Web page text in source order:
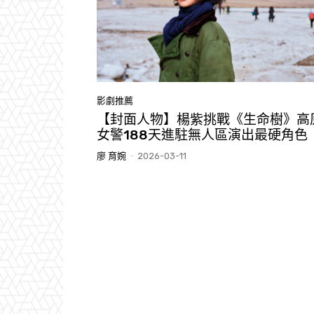
影劇推薦
【封面人物】楊紫挑戰《生命樹》高
女警188天進駐無人區演出最硬角色
廖 育婉 - 2026-03-11